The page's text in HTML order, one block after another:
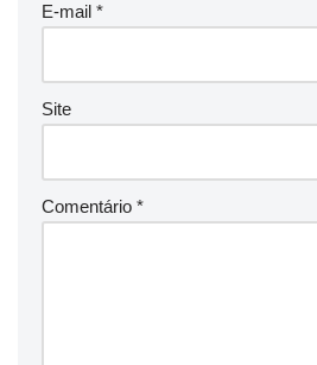
E-mail *
Site
Comentário *